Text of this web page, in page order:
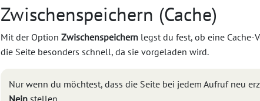
Zwischenspeichern (Cache)
Mit der Option Zwischenspeichern legst du fest, ob eine
die Seite besonders schnell, da sie vorgeladen wird.
Nur wenn du möchtest, dass die Seite bei jedem Aufruf neu